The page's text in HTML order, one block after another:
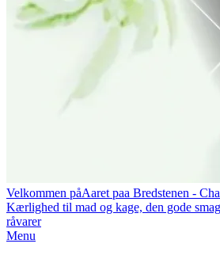
Velkommen påAaret paa Bredstenen -
Kærlighed til mad og kage, den gode
råvarer
Primary
Menu